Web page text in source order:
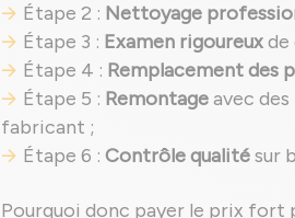
Étape 2 : Nettoyage
Étape 3 : Examen rigoureuxde
Étape 4 : Remplacement des
Étape 5 : Remontageavec
fabricant ;
Étape 6 : Contrôle qualitésur
Pourquoi donc payer le prix fort